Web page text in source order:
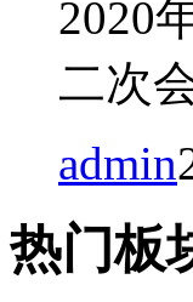
2020
二次
admin
热门板